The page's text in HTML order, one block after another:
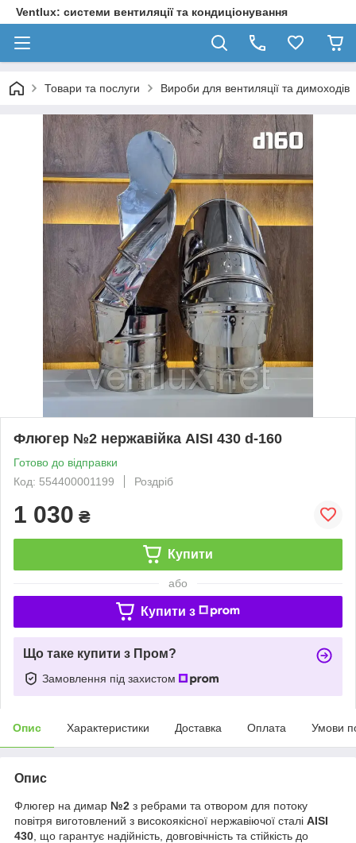
Ventlux: системи вентиляції та кондиціонування
Товари та послуги Вироби для вентиляції та димоходів
Флюгер №2 нержавійка AISI 430 d-160
Готово до відправки
Код: 554400001199
Роздріб
1 030 ₴
Купити
або
Купити з
Що таке купити з Пром?
Замовлення під захистом
Опис Характеристики Доставка Оплата Умови
Опис
Флюгер на димар №2 з ребрами та отвором для потоку
повітря виготовлений з високоякісної нержавіючої сталі AISI
430 , що гарантує надійність, довговічність та стійкість до